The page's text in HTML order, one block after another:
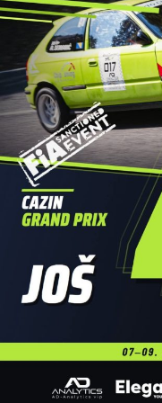
bezbjednost na vodi
Gorska služba
pripadnici
regata protekne bez
Dodatnu atrakciju
sadržaji uz rijeku,
atraktivni skokovi u
publike i upotpunili
Veliki broj učesnika,
još jednom su
veliki potencijal da u
od najznačajnijih
Hercegovini.
Organizatori su na
posjetiocima koji su